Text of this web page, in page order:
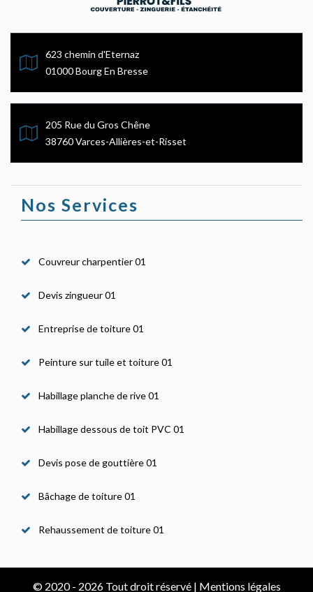
623 chemin d'Eternaz
01000 Bourg En Bresse
205 Rue du Gros Chêne
38760 Varces-Allières-et-Risset
Nos Services
Couvreur charpentier 01
Devis zingueur 01
Entreprise de toiture 01
Peinture sur tuile et toiture 01
Habillage planche de rive 01
Habillage dessous de toit PVC 01
Devis pose de gouttière 01
Bâchage de toiture 01
Rehaussement de toiture 01
© 2020 - 2026 Tout droit réservé | Mentions légales